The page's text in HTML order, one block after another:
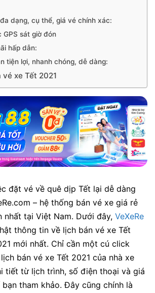
dạng, cụ thể, giá vé chính xác:
GPS sát giờ đón
hấp dẫn:
tiện lợi, nhanh chóng, dễ dàng:
vé xe Tết 2021
đặt vé về quê dịp Tết lại dễ dàng
– hệ thống bán vé xe giá rẻ
nhất tại Việt Nam. Dưới đây, VeXeRe
thông tin về lịch bán vé xe Tết
mới nhất. Chỉ cần một cú click
bán vé xe Tết 2021 của nhà xe
tiết từ lịch trình, số điện thoại và giá
bạn tham khảo. Đây cũng chính là